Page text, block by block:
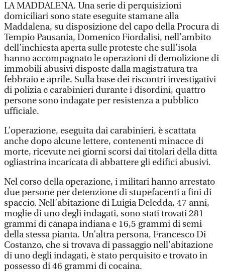
LA MADDALENA. Una serie di perquisizioni
domiciliari sono state eseguite stamane alla
Maddalena, su disposizione del capo della Procura di
Tempio Pausania, Domenico Fiordalisi, nell’ambito
dell’inchiesta aperta sulle proteste che sull’isola
hanno accompagnato le operazioni di demolizione di
immobili abusivi disposte dalla magistratura tra
febbraio e aprile. Sulla base dei riscontri investigativi
di polizia e carabinieri durante i disordini, quattro
persone sono indagate per resistenza a pubblico
ufficiale.
L’operazione, eseguita dai carabinieri, è scattata
anche dopo alcune lettere, contenenti minacce di
morte, ricevute nei giorni scorsi dai titolari della ditta
ogliastrina incaricata di abbattere gli edifici abusivi.
Nel corso della operazione, i militari hanno arrestato
due persone per detenzione di stupefacenti a fini di
spaccio. Nell’abitazione di Luigia Deledda, 47 anni,
moglie di uno degli indagati, sono stati trovati 281
grammi di canapa indiana e 16,5 grammi di semi
della stessa pianta. Un’altra persona, Francesco Di
Costanzo, che si trovava di passaggio nell’abitazione
di uno degli indagati, è stato perquisito e trovato in
possesso di 46 grammi di cocaina.